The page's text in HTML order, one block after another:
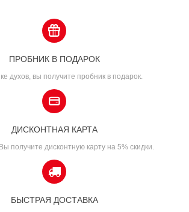
ПРОБНИК В ПОДАРОК
духов, вы получите пробник в подарок.
ДИСКОНТНАЯ КАРТА
получите дисконтную карту на 5% скидки.
БЫСТРАЯ ДОСТАВКА